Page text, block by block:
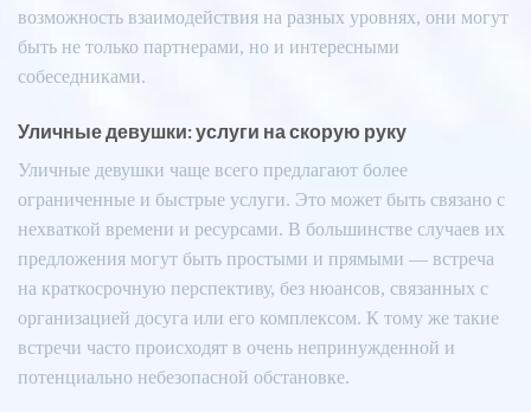
возможность взаимодействия на разных уровнях, они могут
быть не только партнерами, но и интересными
собеседниками.
Уличные девушки: услуги на скорую руку
Уличные девушки чаще всего предлагают более
ограниченные и быстрые услуги. Это может быть связано с
нехваткой времени и ресурсами. В большинстве случаев их
предложения могут быть простыми и прямыми — встреча
на краткосрочную перспективу, без нюансов, связанных с
организацией досуга или его комплексом. К тому же такие
встречи часто происходят в очень непринужденной и
потенциально небезопасной обстановке.